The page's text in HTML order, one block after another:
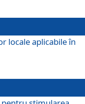
locale aplicabile în